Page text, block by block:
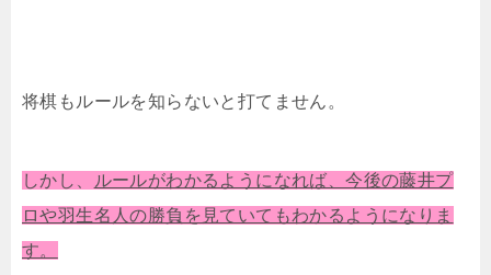
将棋もルールを知らないと打てません。
しかし、
ルールがわかるようになれば、今後の藤井プ
ロや羽生名人の勝負を見ていてもわかるようになりま
す。